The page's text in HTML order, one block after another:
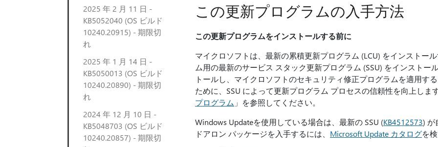
2025 年 2 月 11 日 -
KB5052040 (OS ビルド
10240.20915) - 期限切
れ
2025 年 1 月 14 日 -
KB5050013 (OS ビルド
10240.20890) - 期限切
れ
2024 年 12 月 10 日 -
KB5048703 (OS ビルド
10240.20857) - 期限切
この更新プログラムの入手方法
この更新プログラムをインストールする前に
マイクロソフトは、最新の累積更新プログラム (LCU) をインストー
ム用の最新のサービス スタック更新プログラム (SSU) をインストー
トールし、マイクロソフトのセキュリティ修正プログラムを適用す
ために、SSU によって更新プログラム プロセスの信頼性を向上しま
プログラム 」を参照してください。
Windows Updateを使用している場合は、最新の SSU (KB4512573) が
ドアロン パッケージを入手するには、 Microsoft Update カタログを